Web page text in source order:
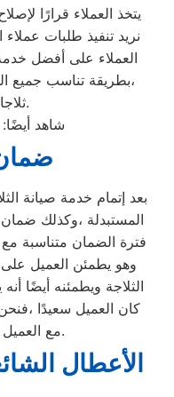
يتخذ العملاء قرارًا
نريد تنفيذ طلبات
العملاء على أفضل
،بطريقة تناسب جميع
ثلاجاتهم بكفاءة عالية.
شاهد أيضًا:
بعد إتمام خدمة صيانة
المستبدلة ،وكذلك
فترة الضمان متناسبة
وهو يطمئن العميل
الثلاجة ويطمئنه أيضًا
كان العميل سعيدًا ،فنحن
مع العميل بعد انتهاء فترة الضمان.
الأعطال